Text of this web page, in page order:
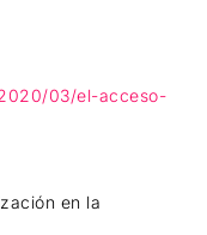
03/el-acceso-
en la